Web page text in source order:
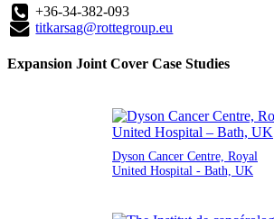
+36-34-382-093
titkarsag@rottegroup.eu
Expansion Joint Cover Case Studies
Dyson Cancer Centre, Royal
United Hospital - Bath, UK